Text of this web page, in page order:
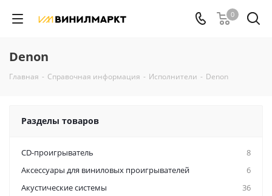
0
Denon
Главная - Справочная информация - Исполнители - Denon
Разделы товаров
CD-проигрыватель
8
Аксессуары для виниловых проигрывателей
6
Акустические системы
36